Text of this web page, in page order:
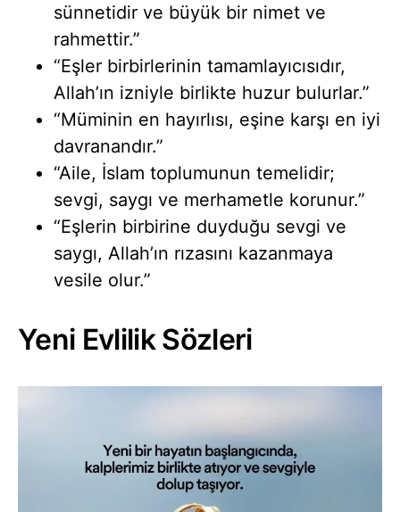
sünnetidir ve büyük bir nimet ve
rahmettir.”
“Eşler birbirlerinin tamamlayıcısıdır,
Allah’ın izniyle birlikte huzur bulurlar.”
“Müminin en hayırlısı, eşine karşı en iyi
davranandır.”
“Aile, İslam toplumunun temelidir;
sevgi, saygı ve merhametle korunur.”
“Eşlerin birbirine duyduğu sevgi ve
saygı, Allah’ın rızasını kazanmaya
vesile olur.”
Yeni Evlilik Sözleri